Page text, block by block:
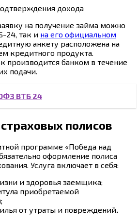
на получение займа можно
24, так и на его официальном
анкету расположена на
кредитного продукта.
производится банком в течение
подачи.
ВТБ 24
полисов
программе «Победа над
оформление полиса
Услуга включает в себя:
и здоровья заемщика;
приобретаемой
от утраты и повреждений.